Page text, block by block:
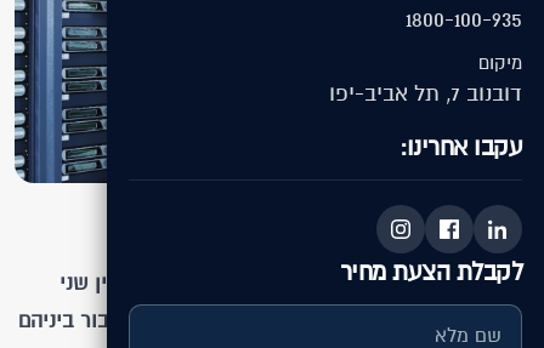
1800-100-935
מיקום
דובנוב 7, תל אביב-יפו
עקבו אחרינו:
לקבלת הצעת מחיר
זה היה יכול להיות סיפור מערבון קלאסי על קרב בין שני
חברים ותיקים שדרכיהם נפרדו. שניים כאלה שהחיבור ביניהם